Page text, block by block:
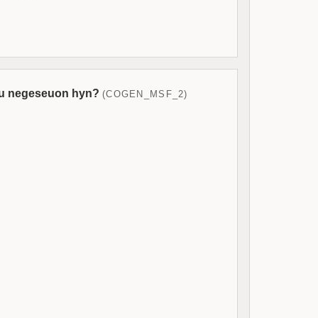
negeseuon hyn? (COGEN_MSF_2)